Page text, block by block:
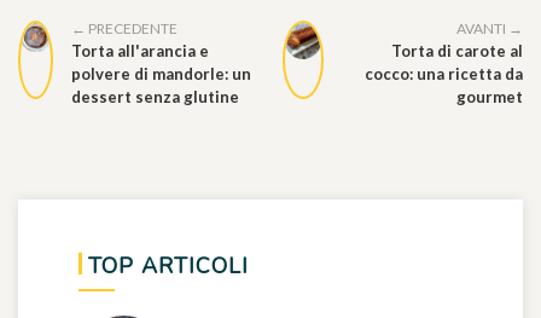
← PRECEDENTE
Torta all'arancia e
polvere di mandorle: un
dessert senza glutine
AVANTI →
Torta di carote al
cocco: una ricetta da
gourmet
TOP ARTICOLI